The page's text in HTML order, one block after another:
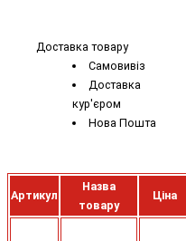
Доставка товару
Самовивіз
Доставка
кур'єром
Нова Пошта
Артикул
Назва
товару
Ціна